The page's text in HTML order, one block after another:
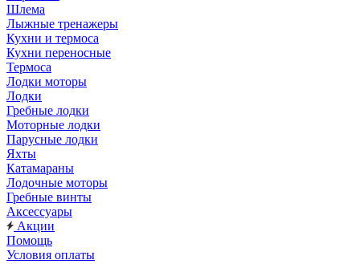
Шлема
Лыжные тренажеры
Кухни и термоса
Кухни переносные
Термоса
Лодки моторы
Лодки
Гребные лодки
Моторные лодки
Парусные лодки
Яхты
Катамараны
Лодочные моторы
Гребные винты
Аксессуары
Акции
Помощь
Условия оплаты